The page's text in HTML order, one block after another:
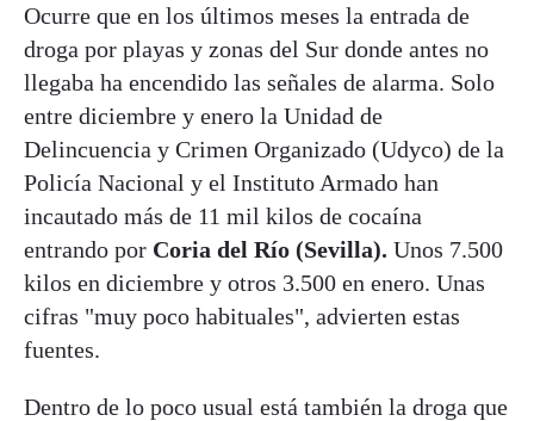
Ocurre que en los últimos meses la entrada de
droga por playas y zonas del Sur donde antes no
llegaba ha encendido las señales de alarma. Solo
entre diciembre y enero la Unidad de
Delincuencia y Crimen Organizado (Udyco) de la
Policía Nacional y el Instituto Armado han
incautado más de 11 mil kilos de cocaína
entrando por Coria del Río (Sevilla). Unos 7.500
kilos en diciembre y otros 3.500 en enero. Unas
cifras "muy poco habituales", advierten estas
fuentes.
Dentro de lo poco usual está también la droga que